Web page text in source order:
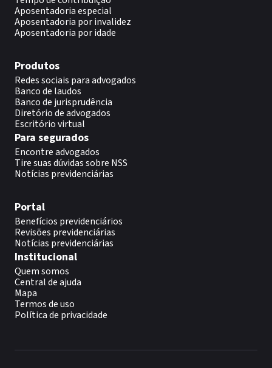
Aposentadoria especial
Aposentadoria por invalidez
Aposentadoria por idade
Produtos
Redes sociais para advogados
Banco de laudos
Banco de jurisprudência
Diretório de advogados
Escritório virtual
Para segurados
Encontre advogados
Tire suas dúvidas sobre NSS
Notícias previdenciárias
Portal
Benefícios previdenciários
Revisões previdenciárias
Notícias previdenciárias
Institucional
Quem somos
Central de ajuda
Mapa
Termos de uso
Política de privacidade